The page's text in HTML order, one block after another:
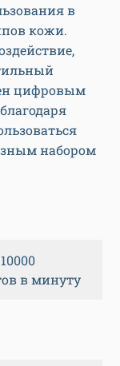
в
кожи.
цифровым
набором
в минуту